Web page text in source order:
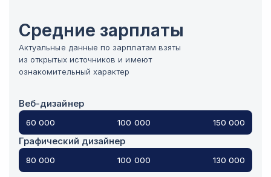
Средние зарплаты
Актуальные данные по зарплатам взяты
из открытых источников и имеют
ознакомительный характер
Веб-дизайнер
60 000 100 000 150 000
Графический дизайнер
80 000 100 000 130 000